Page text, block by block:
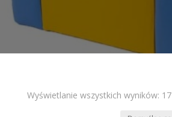
Wyświetlanie wszystkich wyników: 17